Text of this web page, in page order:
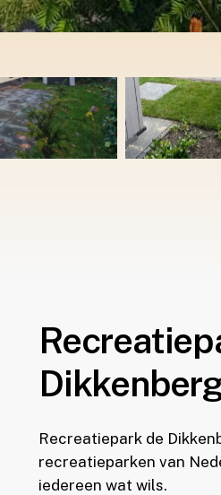
Recreatiepark de
recreatieparken van
iedereen wat wils.